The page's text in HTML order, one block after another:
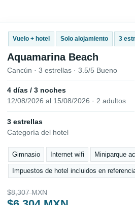
Vuelo + hotel Solo alojamiento 3
Aquamarina Beach
Cancún · 3 estrellas · 3.5/5 Bueno
4 días / 3 noches
12/08/2026 al 15/08/2026 · 2 adultos
3 estrellas
Categoría del hotel
Gimnasio Internet wifi Miniparque
Impuestos de hotel incluidos en
$8,307 MXN